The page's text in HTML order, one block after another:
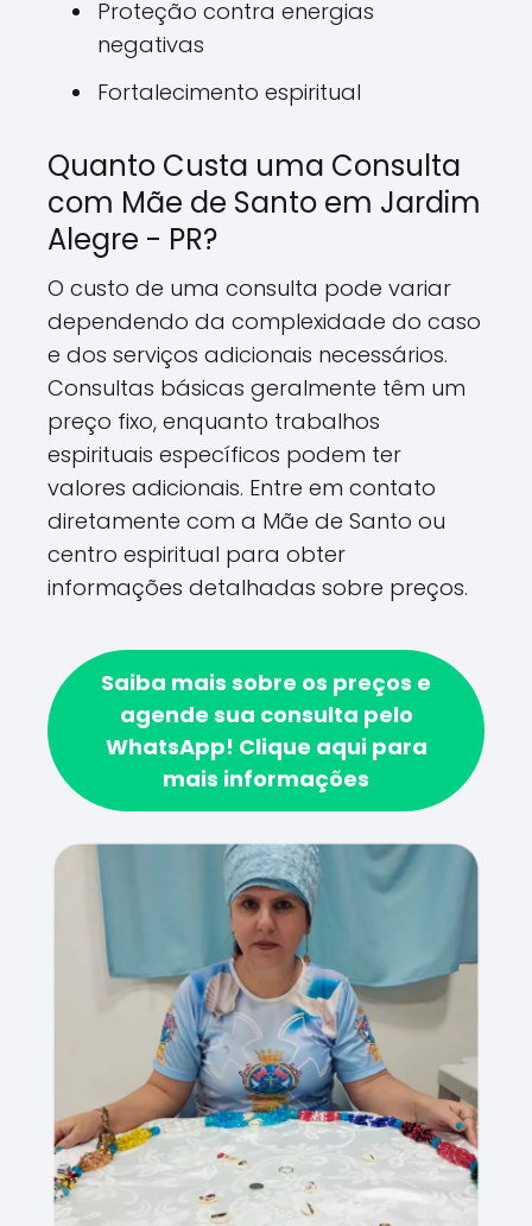
Proteção contra energias
negativas
Fortalecimento espiritual
Quanto Custa uma Consulta
com Mãe de Santo em Jardim
Alegre - PR?
O custo de uma consulta pode variar
dependendo da complexidade do caso
e dos serviços adicionais necessários.
Consultas básicas geralmente têm um
preço fixo, enquanto trabalhos
espirituais específicos podem ter
valores adicionais. Entre em contato
diretamente com a Mãe de Santo ou
centro espiritual para obter
informações detalhadas sobre preços.
Saiba mais sobre os preços e
agende sua consulta pelo
WhatsApp! Clique aqui para
mais informações